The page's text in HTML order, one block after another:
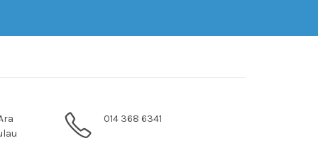
014 368 6341